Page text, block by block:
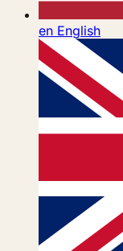
en English